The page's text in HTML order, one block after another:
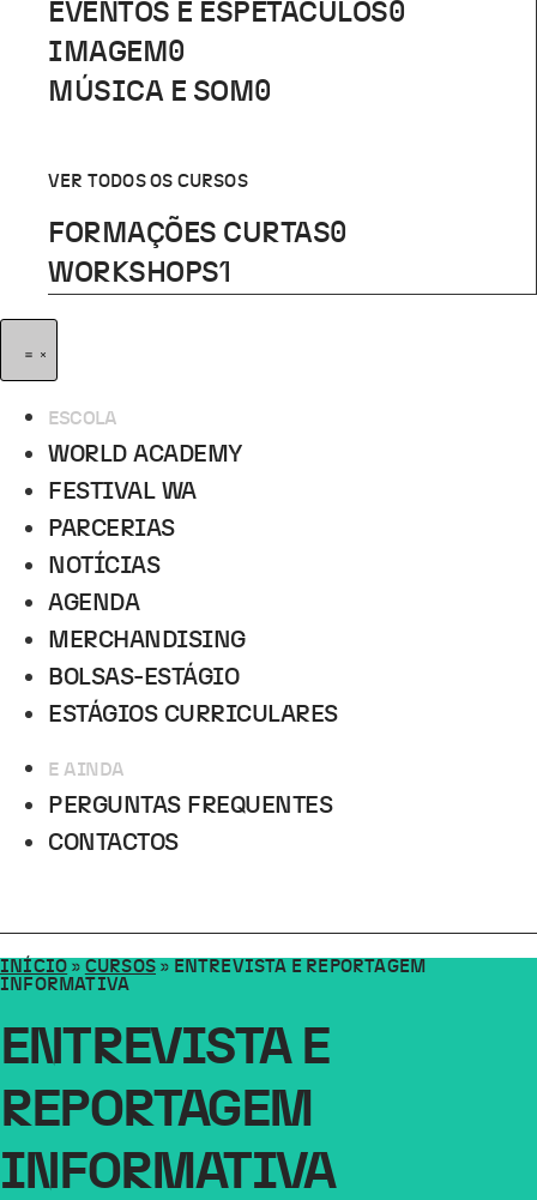
EVENTOS E ESPETÁCULOS0
IMAGEM 0
MÚSICA E SOM 0
VER TODOS OS CURSOS
FORMAÇÕES CURTAS0
WORKSHOPS1
ESCOLA
WORLD ACADEMY
FESTIVAL WA
PARCERIAS
NOTÍCIAS
AGENDA
MERCHANDISING
BOLSAS-ESTÁGIO
ESTÁGIOS CURRICULARES
E AINDA
PERGUNTAS FREQUENTES
CONTACTOS
INÍCIO » CURSOS » ENTREVISTA E REPORTAGEM
INFORMATIVA
ENTREVISTA E
REPORTAGEM
INFORMATIVA